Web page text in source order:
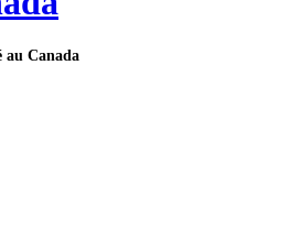
au Canada